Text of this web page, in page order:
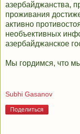
азербайджанства,
проживания
активно
необъективных
азербайджанское
Мы гордимся, что
Subhi Gasanov
Поделиться